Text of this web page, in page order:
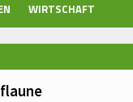
WIRTSCHAFT